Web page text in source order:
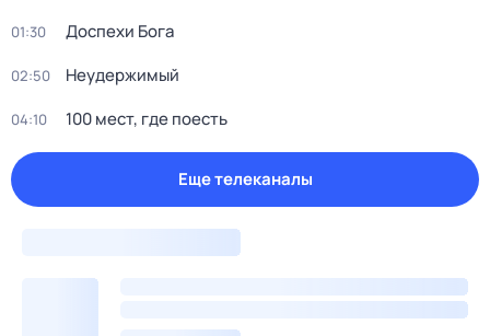
01:30 Доспехи Бога
02:50 Неудержимый
04:10 100 мест, где поесть
Еще телеканалы